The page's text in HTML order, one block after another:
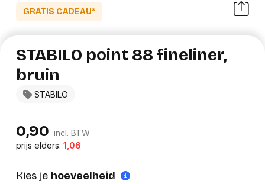
GRATIS CADEAU*
STABILO
STABILO point 88 fineliner,
bruin
0,90 incl. BTW
prijs elders:1,06
Kies je hoeveelheid